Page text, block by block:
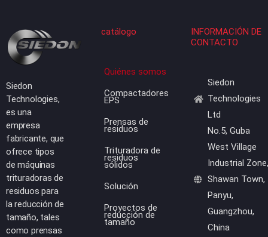
INFORMACIÓN DE
CONTACTO
Siedon
Technologies
Ltd
No.5, Guba
West Village
Industrial Zone,
Shawan Town,
Panyu,
Guangzhou,
China
catálogo
Quiénes somos
Compactadores
EPS
Prensas de
residuos
Trituradora de
residuos
sólidos
Solución
Proyectos de
reducción de
tamaño
Siedon
Technologies,
es una
empresa
fabricante, que
ofrece tipos
de máquinas
trituradoras de
residuos para
la reducción de
tamaño, tales
como prensas